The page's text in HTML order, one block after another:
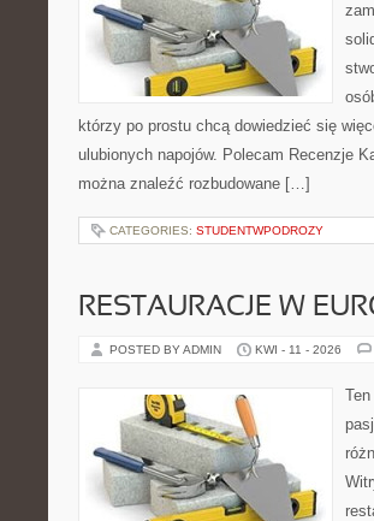
którzy po prostu chcą dowiedzieć się
ulubionych napojów. Polecam Recenzje
można znaleźć rozbudowane […]
CATEGORIES: STUDENTWPODROZY
RESTAURACJE W
POSTED BY ADMIN KWI - 11 - 2026